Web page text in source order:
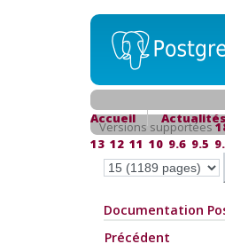
Accueil
Versions supportées
13 12 11 10 9.6 9.5
Documentation
Précédent